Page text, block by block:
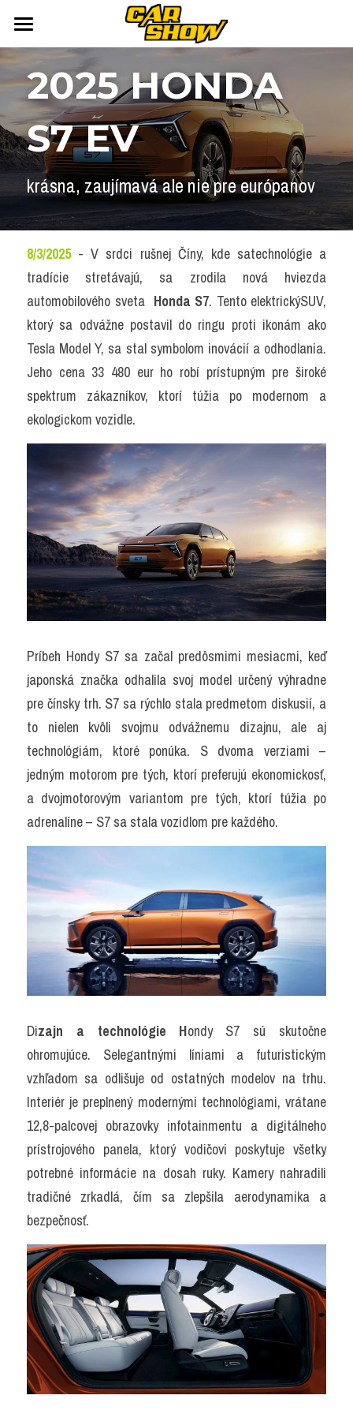
DOMOV
AUTONEWS
AUKCIE
ARCHÍV
NEWSLETTER
KONTAKT
ŠPORT
ČLÁNKY
KALENDÁR
Vyhledávání
2025 HONDA
S7 EV
krásna, zaujímavá ale nie pre európanov
8/3/2025 - V srdci rušnej Číny, kde satechnológie a
tradície stretávajú, sa zrodila nová hviezda
automobilového sveta Honda S7. Tento elektrickýSUV,
ktorý sa odvážne postavil do ringu proti ikonám ako
Tesla Model Y, sa stal symbolom inovácií a odhodlania.
Jeho cena 33 480 eur ho robí prístupným pre široké
spektrum zákazníkov, ktorí túžia po modernom a
ekologickom vozidle.
Príbeh Hondy S7 sa začal predôsmimi mesiacmi, keď
japonská značka odhalila svoj model určený výhradne
pre čínsky trh. S7 sa rýchlo stala predmetom diskusií, a
to nielen kvôli svojmu odvážnemu dizajnu, ale aj
technológiám, ktoré ponúka. S dvoma verziami –
jedným motorom pre tých, ktorí preferujú ekonomickosť,
a dvojmotorovým variantom pre tých, ktorí túžia po
adrenalíne – S7 sa stala vozidlom pre každého.
Dizajn a technológie Hondy S7 sú skutočne
ohromujúce. Selegantnými líniami a futuristickým
vzhľadom sa odlišuje od ostatných modelov na trhu.
Interiér je preplnený modernými technológiami, vrátane
12,8-palcovej obrazovky infotainmentu a digitálneho
prístrojového panela, ktorý vodičovi poskytuje všetky
potrebné informácie na dosah ruky. Kamery nahradili
tradičné zrkadlá, čím sa zlepšila aerodynamika a
bezpečnosť.